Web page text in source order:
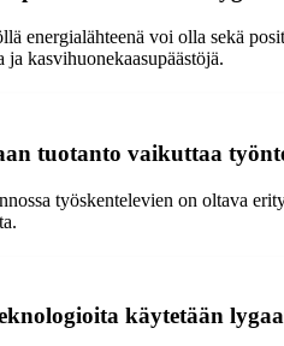
energialähteenä voi olla sekä
ja kasvihuonekaasupäästöjä.
tuotanto vaikuttaa
työskentelevien on oltava
käytetään